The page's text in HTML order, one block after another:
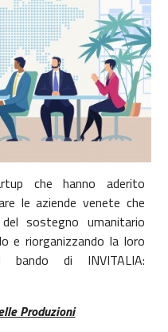
che hanno aderito
le aziende venete che
sostegno umanitario
e riorganizzando la loro
bando di INVITALIA:
Produzioni